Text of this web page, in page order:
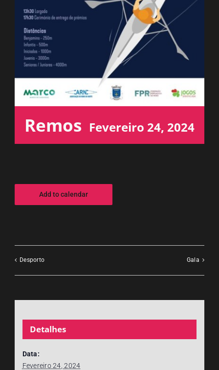
ESPAÇO OUVINTE
OUVIR
Remos Fevereiro 24, 2024
Add to calendar
Desporto Gala
Detalhes
Data:
Fevereiro 24, 2024